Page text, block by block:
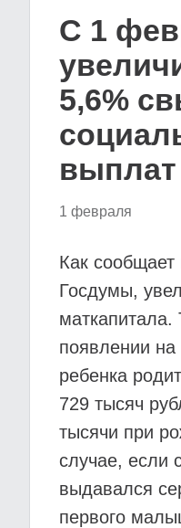
С 1
5,6%
1 февраля
Как сообщает
Госдумы,
маткапитала.
появлении на
ребенка
729 тысяч
тысячи при
случае, если
выдавался
первого